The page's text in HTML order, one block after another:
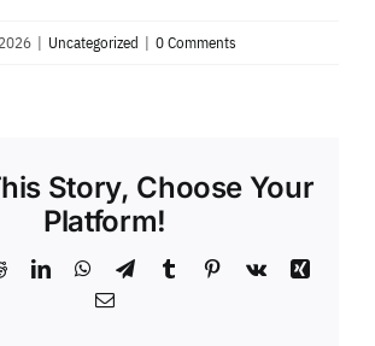
| Uncategorized | 0 Comments
Story, Choose Your
Platform!
RedditLinkedInWhatsApp
TelegramTumblrPinterest
Vk
Xing
Email